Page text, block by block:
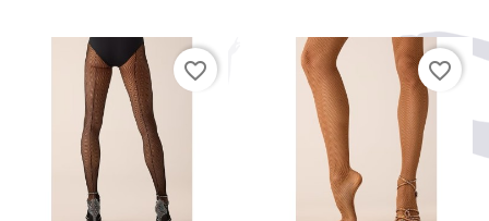
favorite_border favorite_border